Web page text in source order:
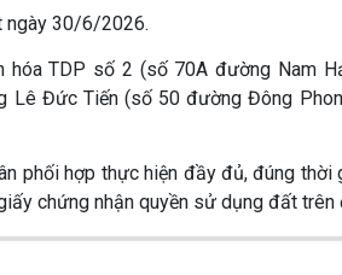
ngày 30/6/2026.
hóa TDP số 2 (số 70A đường Nam
Lê Đức Tiến (số 50 đường Đông
phối hợp thực hiện đầy đủ, đúng
chứng nhận quyền sử dụng đất trên